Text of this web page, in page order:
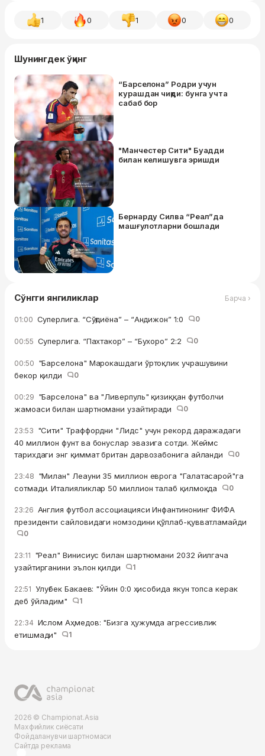
1 0 1 0 0
Шунингдек ўқинг
“Барселона” Родри учун
курашдан чиқди: бунга учта
сабаб бор
"Манчестер Сити" Буадди
билан келишувга эришди
Бернарду Силва “Реал”да
машғулотларни бошлади
Сўнгги янгиликлар Барча ›
01:00 Суперлига. “Сўғдиёна” – “Андижон” 1:0 0
00:55 Суперлига. “Пахтакор” – “Бухоро” 2:2 0
00:50 "Барселона" Марокашдаги ўртоқлик учрашувини
бекор қилди
0
00:29 "Барселона" ва "Ливерпуль" қизиққан футболчи
жамоаси билан шартномани узайтиради
0
23:53 "Сити" Траффордни "Лидс" учун рекорд даражадаги
40 миллион фунт ва бонуслар эвазига сотди. Жеймс
тарихдаги энг қиммат британ дарвозабонига айланди
0
23:48 "Милан" Леауни 35 миллион еврога "Галатасарой"га
сотмади. Италияликлар 50 миллион талаб қилмоқда
0
23:26 Англия футбол ассоциацияси Инфантинонинг ФИФА
президенти сайловидаги номзодини қўллаб-қувватламайди
0
23:11 "Реал" Винисиус билан шартномани 2032 йилгача
узайтирганини эълон қилди
1
22:51 Улуғбек Бакаев: "Ўйин 0:0 ҳисобида якун топса керак
деб ўйладим"
1
22:34 Ислом Аҳмедов: "Бизга ҳужумда агрессивлик
етишмади"
1
2026 © Championat.Asia
Махфийлик сиёсати
Фойдаланувчи шартномаси
Сайтда реклама